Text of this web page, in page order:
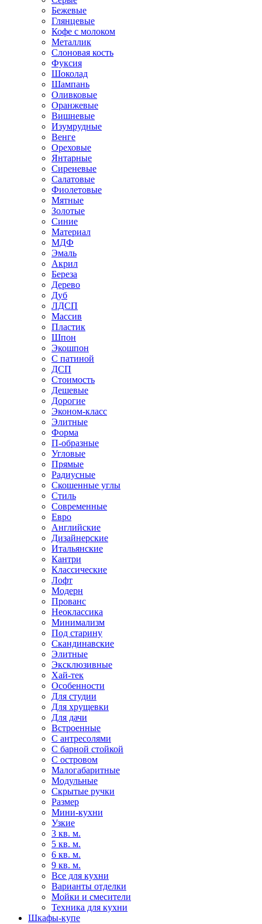
Бежевые
Глянцевые
Кофе с молоком
Металлик
Слоновая кость
Фуксия
Шоколад
Шампань
Оливковые
Оранжевые
Вишневые
Изумрудные
Венге
Ореховые
Янтарные
Сиреневые
Салатовые
Фиолетовые
Мятные
Золотые
Синие
Материал
МДФ
Эмаль
Акрил
Береза
Дерево
Дуб
ЛДСП
Массив
Пластик
Шпон
Экошпон
С патиной
ДСП
Стоимость
Дешевые
Дорогие
Эконом-класс
Элитные
Форма
П-образные
Угловые
Прямые
Радиусные
Скошенные углы
Стиль
Современные
Евро
Английские
Дизайнерские
Итальянские
Кантри
Классические
Лофт
Модерн
Прованс
Неоклассика
Минимализм
Под старину
Скандинавские
Элитные
Эксклюзивные
Хай-тек
Особенности
Для студии
Для хрущевки
Для дачи
Встроенные
С антресолями
С барной стойкой
С островом
Малогабаритные
Модульные
Скрытые ручки
Размер
Мини-кухни
Узкие
3 кв. м.
5 кв. м.
6 кв. м.
9 кв. м.
Все для кухни
Варианты отделки
Мойки и смесители
Техника для кухни
Шкафы-купе